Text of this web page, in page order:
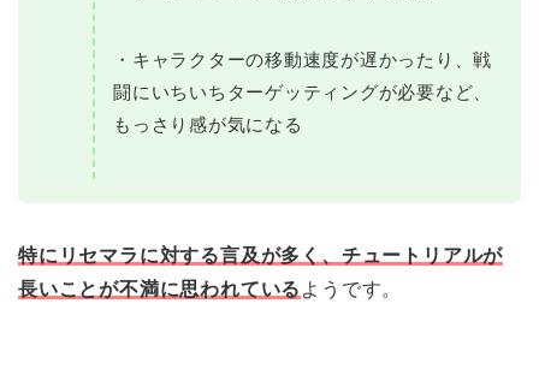
・キャラクターの移動速度が遅かったり、戦
闘にいちいちターゲッティングが必要など、
もっさり感が気になる
特にリセマラに対する言及が多く、チュートリアルが
長いことが不満に思われている ようです。